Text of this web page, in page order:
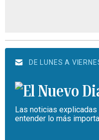
DE LUNES A
Las noticias
entender lo más